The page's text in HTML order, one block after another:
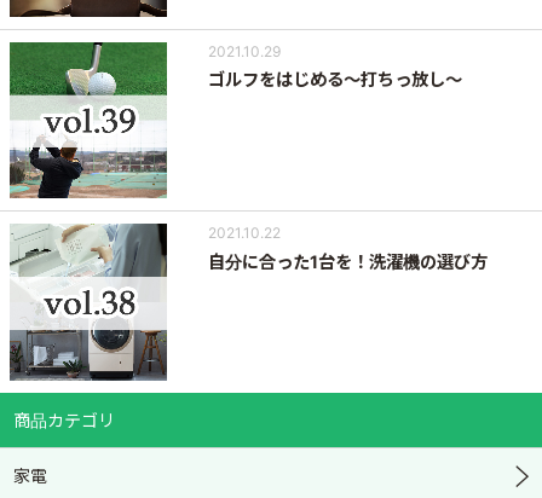
2021.10.29
ゴルフをはじめる～打ちっ放し～
2021.10.22
自分に合った1台を！洗濯機の選び方
商品カテゴリ
家電